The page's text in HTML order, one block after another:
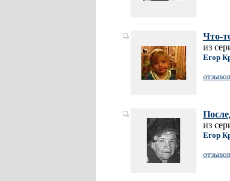
Что-
из
Егор
отзывов
из
Егор
отзывов